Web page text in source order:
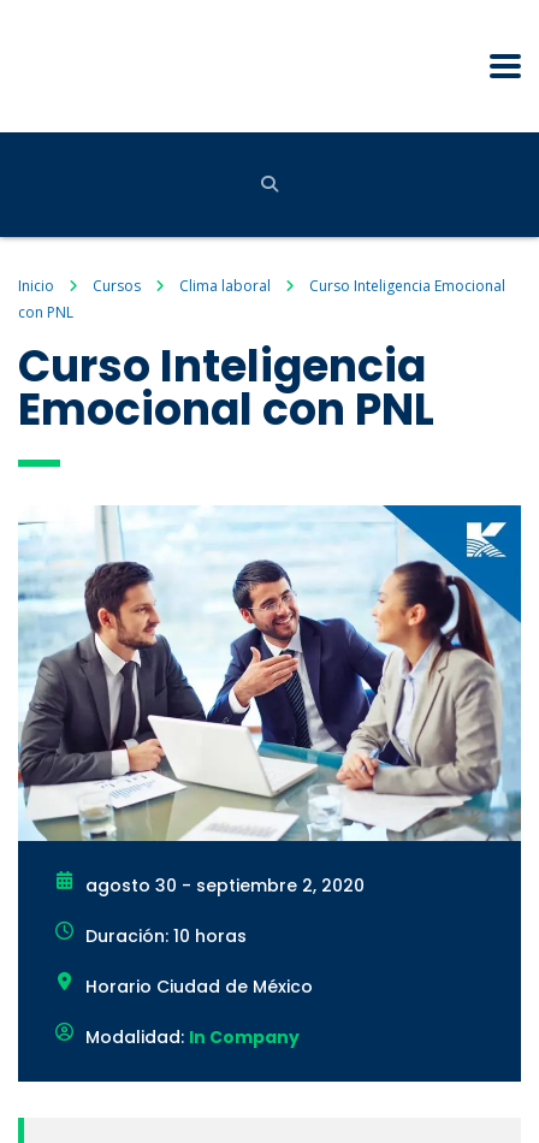
Inicio Cursos Clima laboral
Curso Inteligencia Emocional
con PNL
Curso Inteligencia
Emocional con PNL
agosto 30 - septiembre 2, 2020
Duración: 10 horas
Horario Ciudad de México
Modalidad: In Company